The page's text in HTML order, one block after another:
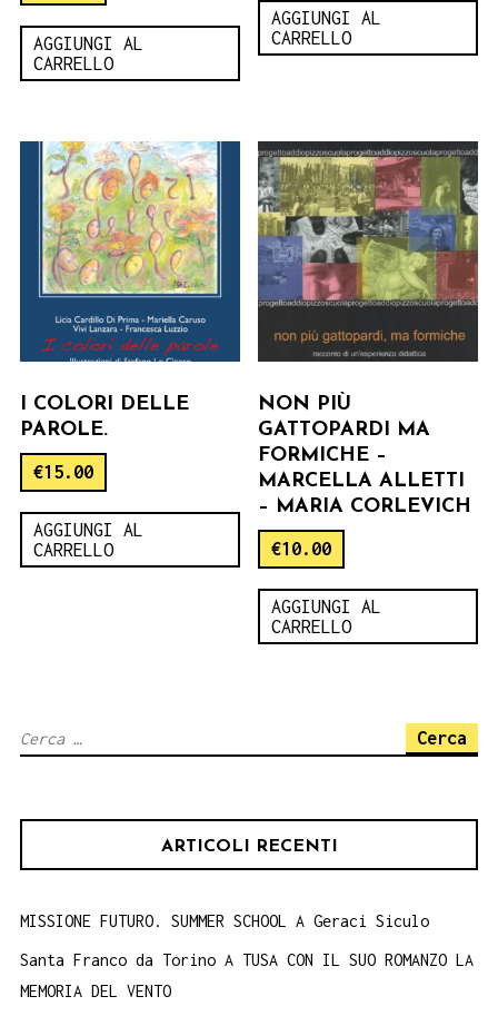
AGGIUNGI AL
CARRELLO
AGGIUNGI AL
CARRELLO
I COLORI DELLE
PAROLE.
€15.00
AGGIUNGI AL
CARRELLO
NON PIÙ
GATTOPARDI MA
FORMICHE –
MARCELLA ALLETTI
– MARIA CORLEVICH
€10.00
AGGIUNGI AL
CARRELLO
Ricerca
ARTICOLI RECENTI
MISSIONE FUTURO. SUMMER SCHOOL A Geraci Siculo
Santa Franco da Torino A TUSA CON IL SUO ROMANZO LA
MEMORIA DEL VENTO